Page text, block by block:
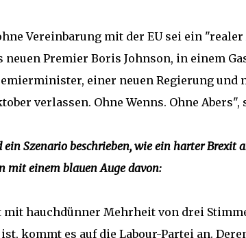
Vereinbarung mit der EU sei ein
neuen Premier Boris Johnson, in einem
einer neuen Regierung
verlassen. Ohne Wenns. Ohne Abers",
Szenario beschrieben, wie ein harter Brexit
mit einem blauen Auge davon:
mit hauchdünner Mehrheit von drei
kommt es auf die Labour-Partei an.